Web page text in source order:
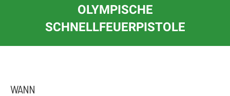
OLYMPISCHE
SCHNELLFEUERPISTOLE
WANN